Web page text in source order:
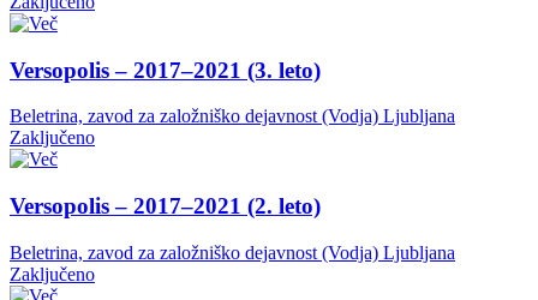
Versopolis – 2017–2021 (3. leto)
Beletrina, zavod za založniško dejavnost (Vodja) Ljubljana
Zaključeno
Versopolis – 2017–2021 (2. leto)
Beletrina, zavod za založniško dejavnost (Vodja) Ljubljana
Zaključeno